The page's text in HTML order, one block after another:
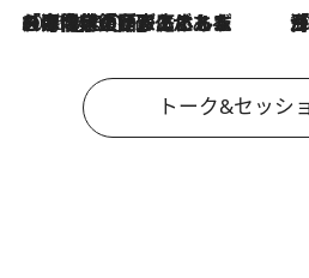
2026.8.3
「今後値上げがあるとすれば…」「リスクがあるのは今年の冬」エネルギー専門家が語る、ホルムズ海峡封鎖が家庭にもたらす“ある心配” 「住宅建てられ
トーク&セッシ